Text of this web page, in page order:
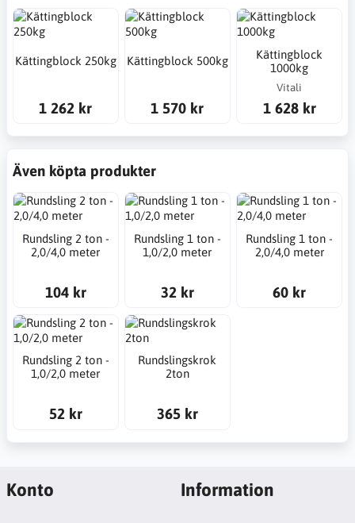
Kättingblock 250kg
1 262 kr
Kättingblock 500kg
1 570 kr
Kättingblock
1000kg
Vitali
1 628 kr
Även köpta produkter
Rundsling 2 ton -
2,0/4,0 meter
104 kr
Rundsling 1 ton -
1,0/2,0 meter
32 kr
Rundsling 1 ton -
2,0/4,0 meter
60 kr
Rundsling 2 ton -
1,0/2,0 meter
52 kr
Rundslingskrok
2ton
365 kr
Konto Information